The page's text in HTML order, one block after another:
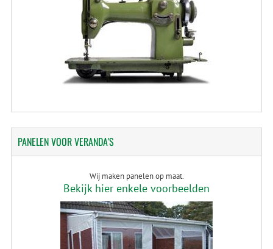
PANELENVOOR VERANDA'S
Wij maken panelen op maat.
Bekijk hier enkele voorbeelden